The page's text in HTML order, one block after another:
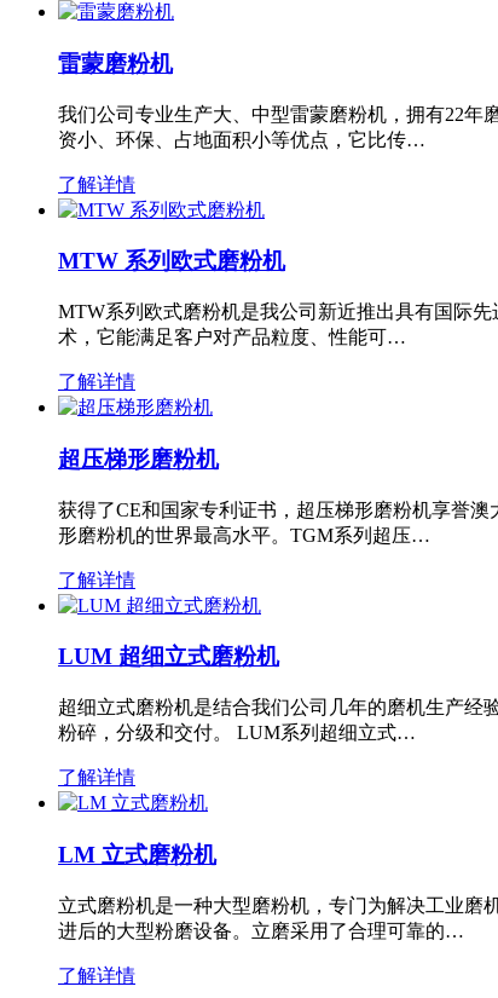
雷蒙磨粉机
我们公司专业生产大、中型雷蒙磨粉机，拥有22年
资小、环保、占地面积小等优点，它比传…
了解详情
MTW 系列欧式磨粉机
MTW系列欧式磨粉机是我公司新近推出具有国际
术，它能满足客户对产品粒度、性能可…
了解详情
超压梯形磨粉机
获得了CE和国家专利证书，超压梯形磨粉机享誉
形磨粉机的世界最高水平。TGM系列超压…
了解详情
LUM 超细立式磨粉机
超细立式磨粉机是结合我们公司几年的磨机生产经
粉碎，分级和交付。 LUM系列超细立式…
了解详情
LM 立式磨粉机
立式磨粉机是一种大型磨粉机，专门为解决工业磨
进后的大型粉磨设备。立磨采用了合理可靠的…
了解详情